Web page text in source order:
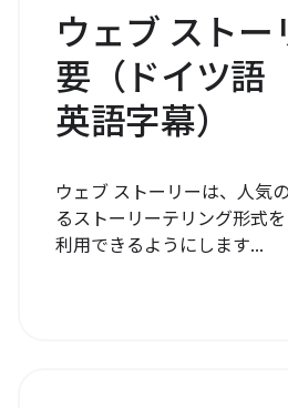
ウェブ ストー
要（ドイツ語
英語字幕）
ウェブ ストーリーは、人気
るストーリーテリング形式
利用できるようにします...